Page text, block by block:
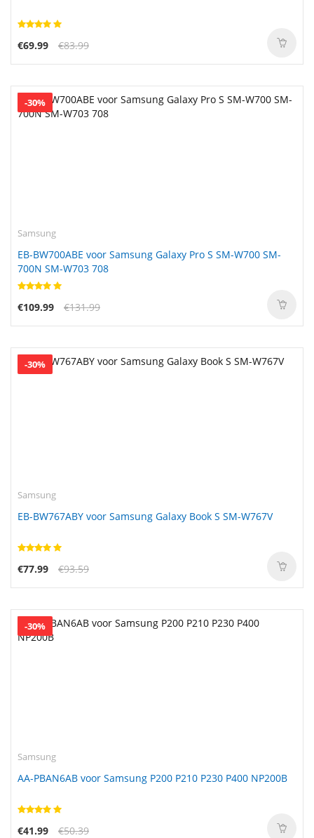
€69.99 €83.99
-30%
Samsung
EB-BW700ABE voor Samsung Galaxy Pro S SM-W700 SM-
700N SM-W703 708
€109.99 €131.99
-30%
Samsung
EB-BW767ABY voor Samsung Galaxy Book S SM-W767V
€77.99 €93.59
-30%
Samsung
AA-PBAN6AB voor Samsung P200 P210 P230 P400 NP200B
€41.99 €50.39